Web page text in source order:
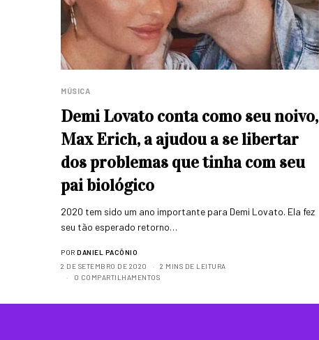
MÚSICA
Demi Lovato conta como seu noivo,
Max Erich, a ajudou a se libertar
dos problemas que tinha com seu
pai biológico
2020 tem sido um ano importante para Demi Lovato. Ela fez
seu tão esperado retorno…
POR DANIEL PACÔNIO
2 DE SETEMBRO DE 2020
2 MINS DE LEITURA
0 COMPARTILHAMENTOS